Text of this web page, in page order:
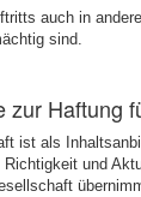
auch in
sind.
zur Haftung
ist als
und